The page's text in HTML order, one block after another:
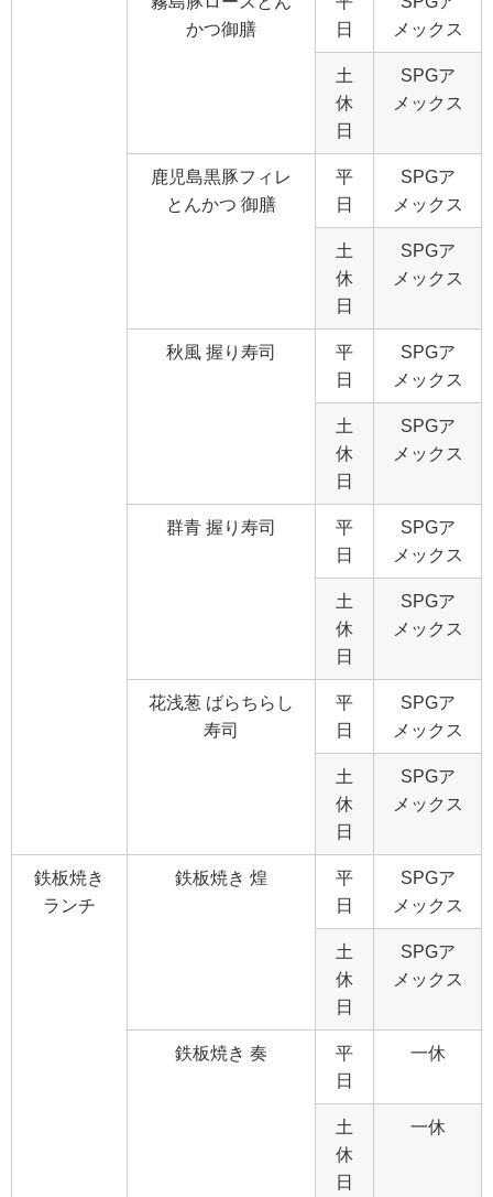
かつ御膳
日
メックス
土
休
日
SPGア
メックス
鹿児島黒豚フィレ
とんかつ 御膳
平
日
SPGア
メックス
土
休
日
SPGア
メックス
秋風 握り寿司
平
日
SPGア
メックス
土
休
日
SPGア
メックス
群青 握り寿司
平
日
SPGア
メックス
土
休
日
SPGア
メックス
花浅葱 ばらちらし
寿司
平
日
SPGア
メックス
土
休
日
SPGア
メックス
鉄板焼き
ランチ
鉄板焼き 煌
平
日
SPGア
メックス
土
休
日
SPGア
メックス
鉄板焼き 奏
平
日
一休
土
休
日
一休